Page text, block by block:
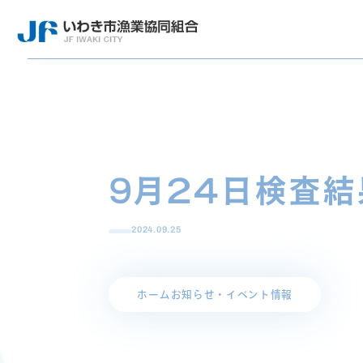
9月24日検査結
2024.09.25
ホーム お知らせ・イベント情報